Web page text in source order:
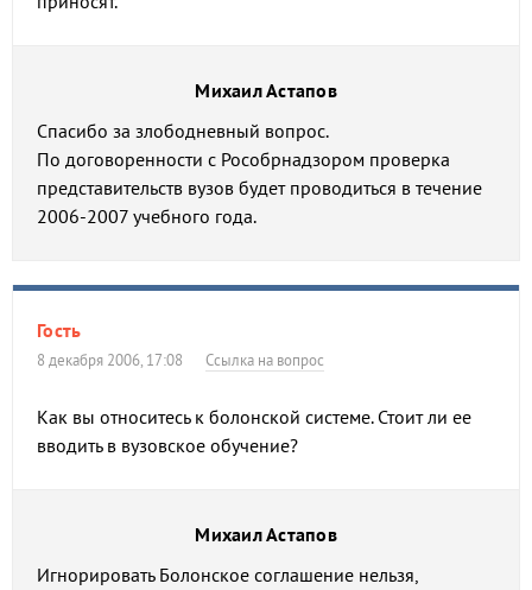
Михаил Астапов
Спасибо за злободневный вопрос.
По договоренности с Рособрнадзором проверка
представительств вузов будет проводиться в течение
2006-2007 учебного года.
Гость
8 декабря 2006, 17:08 Ссылка на вопрос
Как вы относитесь к болонской системе. Стоит ли ее
вводить в вузовское обучение?
Михаил Астапов
Игнорировать Болонское соглашение нельзя,